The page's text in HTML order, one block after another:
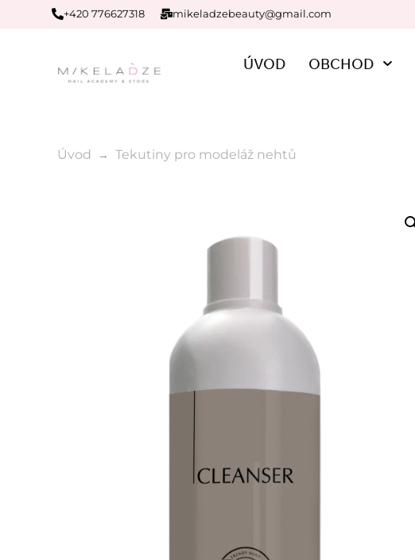
+420 776627318 mikeladzebeauty@gmail.com
ÚVOD OBCHOD
Úvod Tekutiny pro modeláž nehtů